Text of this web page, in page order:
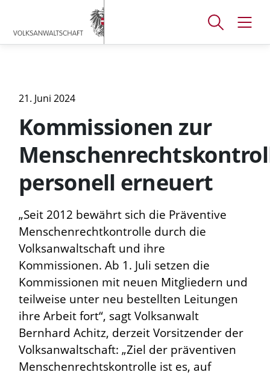
Zum
Hauptmenü
Zum
Inhalt
Zum
Footer
Suchfenster
21. Juni 2024
Kommissionen zur
personell erneuert
„Seit 2012 bewährt sich die Präventive
Menschenrechtkontrolle durch die
Volksanwaltschaft und ihre
Kommissionen. Ab 1. Juli setzen die
Kommissionen mit neuen Mitgliedern und
teilweise unter neu bestellten Leitungen
ihre Arbeit fort“, sagt Volksanwalt
Bernhard Achitz, derzeit Vorsitzender der
Volksanwaltschaft: „Ziel der präventiven
Menschenrechtskontrolle ist es, auf